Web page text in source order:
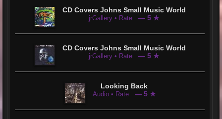
CD Covers Johns Small Music World
jrGallery • Rate — 5 ★
CD Covers Johns Small Music World
jrGallery • Rate — 5 ★
Looking Back
Audio • Rate — 5 ★